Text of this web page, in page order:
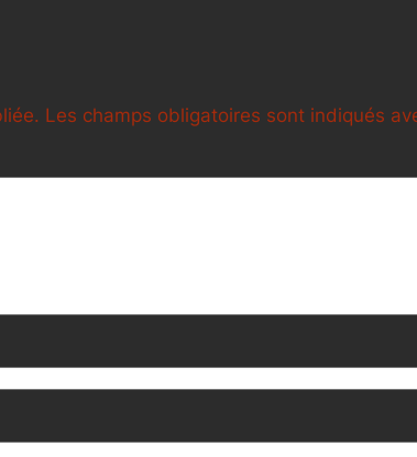
Les champs obligatoires sont indiqués